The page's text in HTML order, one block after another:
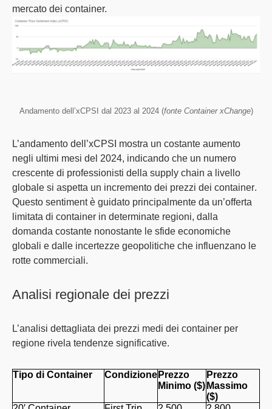
mercato dei container.
Andamento dell’xCPSI dal 2023 al 2024 (fonte Container xChange)
L’andamento dell’xCPSI mostra un costante aumento
negli ultimi mesi del 2024, indicando che un numero
crescente di professionisti della supply chain a livello
globale si aspetta un incremento dei prezzi dei container.
Questo sentiment è guidato principalmente da un’offerta
limitata di container in determinate regioni, dalla
domanda costante nonostante le sfide economiche
globali e dalle incertezze geopolitiche che influenzano le
rotte commerciali.
Analisi regionale dei prezzi
L’analisi dettagliata dei prezzi medi dei container per
regione rivela tendenze significative.
Tipo di Container Condizione Prezzo
Minimo ($)
Prezzo
Massimo
($)